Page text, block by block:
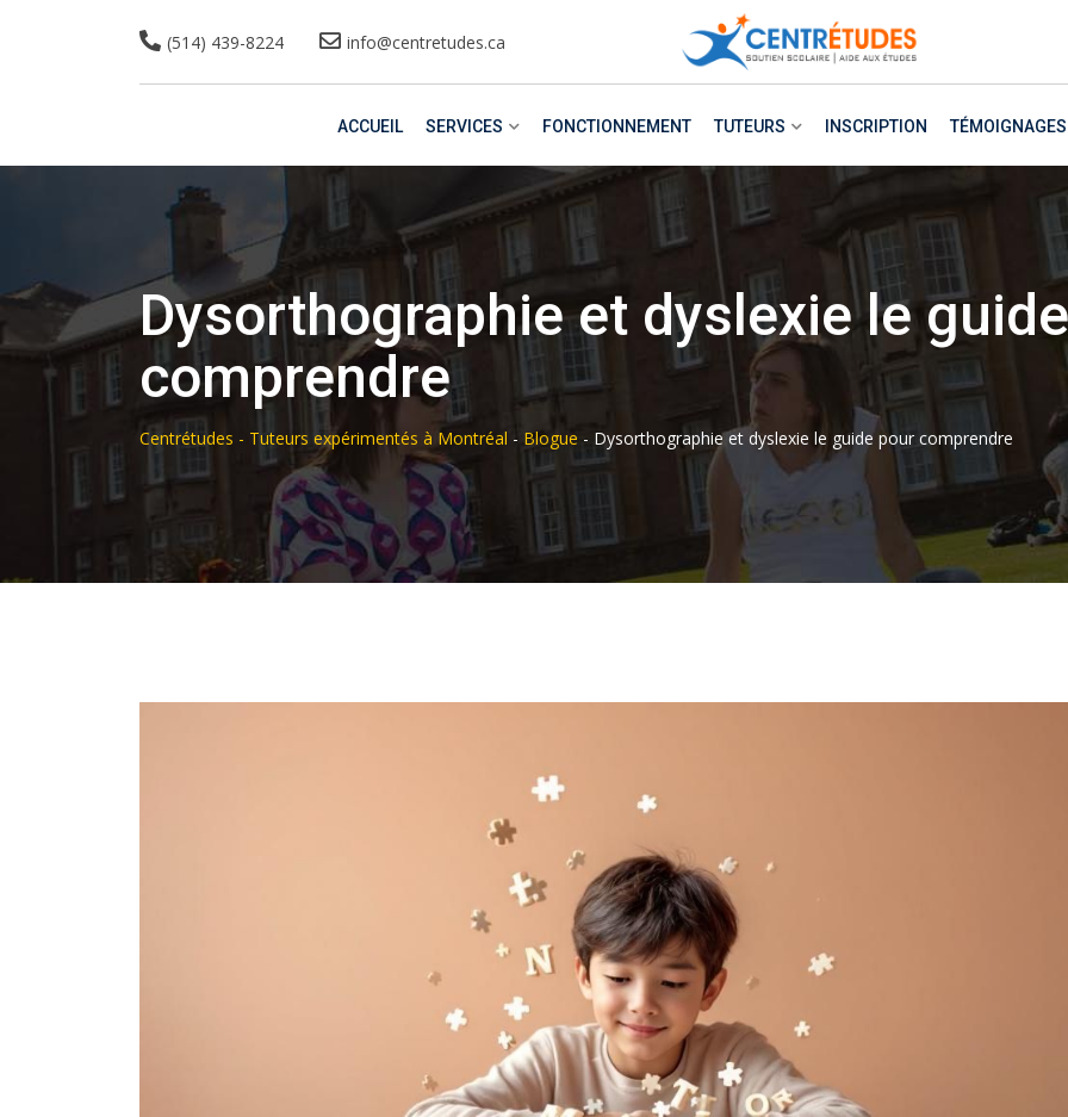
(514) 439-8224 info@centretudes.ca
ACCUEIL SERVICES FONCTIONNEMENT TUTEURS INSCRIPTION TÉMOIGNAGES
Dysorthographie et dyslexie le
comprendre
Centrétudes - Tuteurs expérimentés à Montréal - Blogue - Dysorthographie et dyslexie le guide pour comprendre